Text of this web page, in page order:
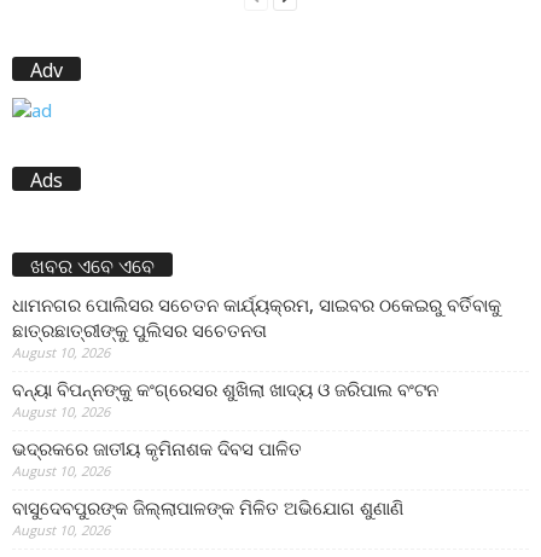
Adv
Ads
ଖବର ଏବେ ଏବେ
ଧାମନଗର ପୋଲିସର ସଚେତନ କାର୍ଯ୍ୟକ୍ରମ, ସାଇବର ଠକେଇରୁ ବର୍ତିବାକୁ
ଛାତ୍ରଛାତ୍ରୀଙ୍କୁ ପୁଲିସର ସଚେତନତା
August 10, 2026
ବନ୍ୟା ବିପନ୍ନଙ୍କୁ କଂଗ୍ରେସର ଶୁଖିଲା ଖାଦ୍ୟ ଓ ଜରିପାଲ ବଂଟନ
August 10, 2026
ଭଦ୍ରକରେ ଜାତୀୟ କୃମିନାଶକ ଦିବସ ପାଳିତ
August 10, 2026
ବାସୁଦେବପୁରଙ୍କ ଜିଲ୍ଲାପାଳଙ୍କ ମିଳିତ ଅଭିଯୋଗ ଶୁଣାଣି
August 10, 2026